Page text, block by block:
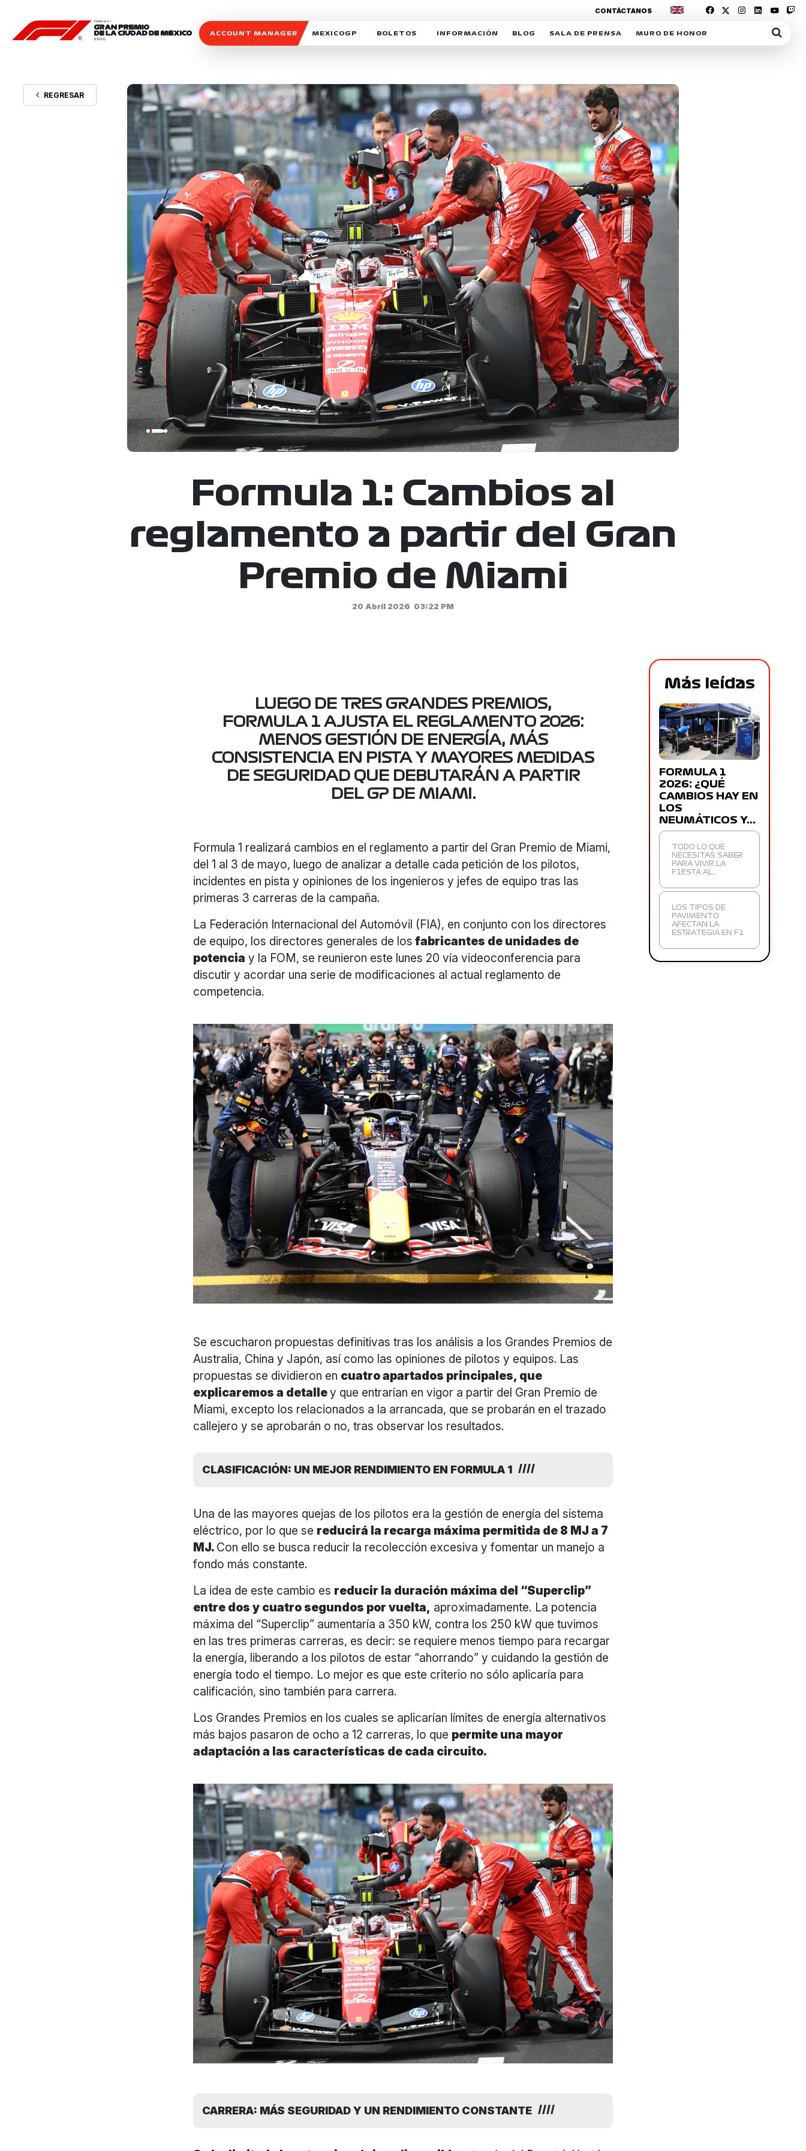
ACCOUNT MANAGER MEXICOGP
SOSTENIBILIDAD
CELEBRA CON NOSOTROS
BOLETOS INFORMACIÓN
DERECHO DE PRIMERA OPCIÓN
REFORESTEMOS JUNTOS
MOTORSPORT ACADEMY
VOLUNTARIOS
EXPOSICIÓN FOTOGRÁFICA
CAMPEONATO
PATROCINADORES
LEGALES TICKETMASTER
BLOG
MEXICOGP
INTERACTIVOS
SALA DE PRENSA
ACREDITACIONES
MURO DE HONOR
CONTÁCTANOS
REGRESAR
Formula 1: Cambios al
reglamento a partir del Gran
Premio de Miami
20 Abril 2026 03:22 PM
LUEGO DE TRES GRANDES PREMIOS,
FORMULA 1 AJUSTA EL REGLAMENTO 2026:
MENOS GESTIÓN DE ENERGÍA, MÁS
CONSISTENCIA EN PISTA Y MAYORES MEDIDAS
DE SEGURIDAD QUE DEBUTARÁN A PARTIR
DEL GP DE MIAMI.
Formula 1 realizará cambios en el reglamento a partir del Gran Premio de Miami,
del 1 al 3 de mayo, luego de analizar a detalle cada petición de los pilotos,
incidentes en pista y opiniones de los ingenieros y jefes de equipo tras las
primeras 3 carreras de la campaña.
La Federación Internacional del Automóvil (FIA), en conjunto con los directores
de equipo, los directores generales de los fabricantes de unidades de
potencia y la FOM, se reunieron este lunes 20 vía videoconferencia para
discutir y acordar una serie de modificaciones al actual reglamento de
competencia.
Se escucharon propuestas definitivas tras los análisis a los Grandes Premios de
Australia, China y Japón, así como las opiniones de pilotos y equipos. Las
propuestas se dividieron en cuatro apartados principales, que
explicaremos a detalley que entrarían en vigor a partir del Gran Premio de
Miami, excepto los relacionados a la arrancada, que se probarán en el trazado
callejero y se aprobarán o no, tras observar los resultados.
CLASIFICACIÓN: UN MEJOR RENDIMIENTO EN FORMULA 1
Una de las mayores quejas de los pilotos era la gestión de energía del sistema
eléctrico, por lo que se reducirá la recarga máxima permitida de 8 MJ a 7
MJ. Con ello se busca reducir la recolección excesiva y fomentar un manejo a
fondo más constante.
La idea de este cambio es reducir la duración máxima del “Superclip”
entre dos y cuatro segundos por vuelta, aproximadamente. La potencia
máxima del “Superclip” aumentaría a 350 kW, contra los 250 kW que tuvimos
en las tres primeras carreras, es decir: se requiere menos tiempo para recargar
la energía, liberando a los pilotos de estar “ahorrando” y cuidando la gestión de
energía todo el tiempo. Lo mejor es que este criterio no sólo aplicaría para
calificación, sino también para carrera.
Los Grandes Premios en los cuales se aplicarían límites de energía alternativos
más bajos pasaron de ocho a 12 carreras, lo que permite una mayor
adaptación a las características de cada circuito.
CARRERA: MÁS SEGURIDAD Y UN RENDIMIENTO CONSTANTE
Más leídas
FORMULA 1
2026: ¿QUÉ
CAMBIOS HAY EN
LOS
NEUMÁTICOS Y…
TODO LO QUE
NECESITAS SABER
PARA VIVIR LA
F1ESTA AL…
LOS TIPOS DE
PAVIMENTO
AFECTAN LA
ESTRATEGIA EN F1